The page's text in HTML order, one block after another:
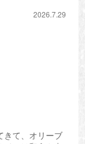
2026.7.29
きて、オリーブ